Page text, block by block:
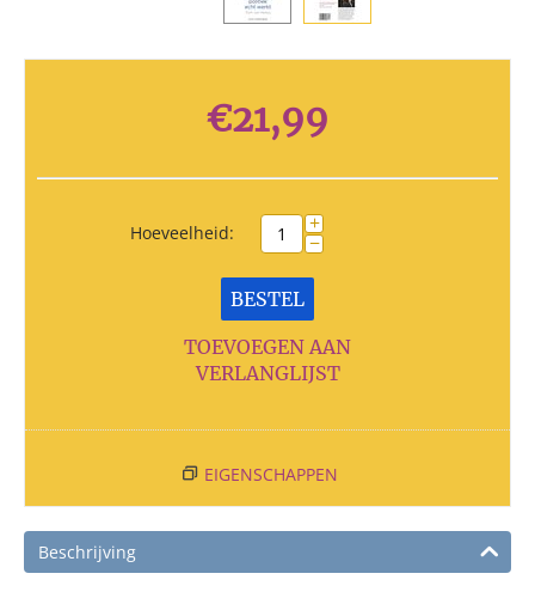
€21,99
Hoeveelheid: +
−
BESTEL
TOEVOEGEN AAN
VERLANGLIJST
EIGENSCHAPPEN
Beschrijving